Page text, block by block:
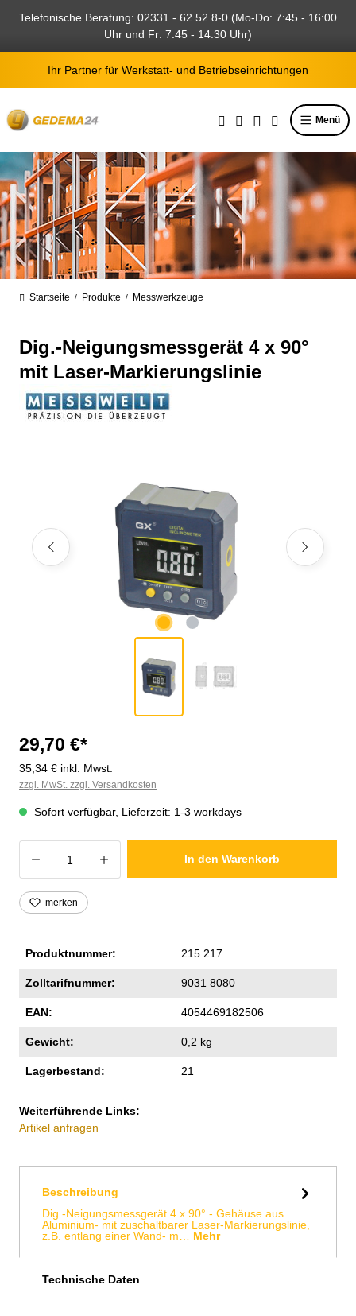
springen
Telefonische Beratung: 02331 - 62 52 8-0 (Mo-Do: 7:45 - 16:00
Uhr und Fr: 7:45 - 14:30 Uhr)
Ihr Partner für Werkstatt- und Betriebseinrichtungen
Menü
Startseite / Produkte / Messwerkzeuge
Dig.-Neigungsmessgerät 4 x 90°
mit Laser-Markierungslinie
29,70 €*
35,34 € inkl. Mwst.
zzgl. MwSt. zzgl. Versandkosten
Sofort verfügbar, Lieferzeit: 1-3 workdays
Produkt Anzahl: Gib den gewünschten
In den Warenkorb
merken
Produktnummer: 215.217
Zolltarifnummer: 9031 8080
EAN: 4054469182506
Gewicht: 0,2 kg
Lagerbestand: 21
Weiterführende Links:
Artikel anfragen
Beschreibung
Dig.-Neigungsmessgerät 4 x 90° - Gehäuse aus
Aluminium- mit zuschaltbarer Laser-Markierungslinie,
z.B. entlang einer Wand- m… Mehr
Technische Daten